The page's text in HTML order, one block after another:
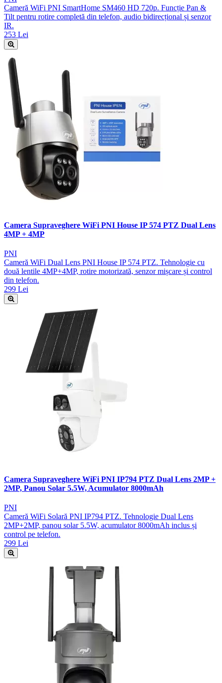
Cameră WiFi PNI SmartHome SM460 HD 720p. Funcție Pan &
Tilt pentru rotire completă din telefon, audio bidirecțional și senzor
IR.
253 Lei
Camera Supraveghere WiFi PNI House IP 574 PTZ Dual Lens
4MP + 4MP
PNI
Cameră WiFi Dual Lens PNI House IP 574 PTZ. Tehnologie cu
două lentile 4MP+4MP, rotire motorizată, senzor mișcare și control
din telefon.
299 Lei
Camera Supraveghere WiFi PNI IP794 PTZ Dual Lens 2MP +
2MP, Panou Solar 5.5W, Acumulator 8000mAh
PNI
Cameră WiFi Solară PNI IP794 PTZ. Tehnologie Dual Lens
2MP+2MP, panou solar 5.5W, acumulator 8000mAh inclus și
control pe telefon.
299 Lei